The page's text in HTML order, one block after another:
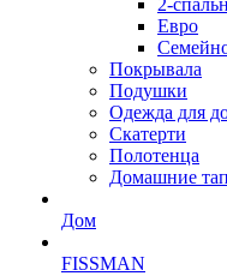
2-
Евро
Покрывала
Подушки
Одежда для
Скатерти
Полотенца
Домашние
Дом
FISSMAN